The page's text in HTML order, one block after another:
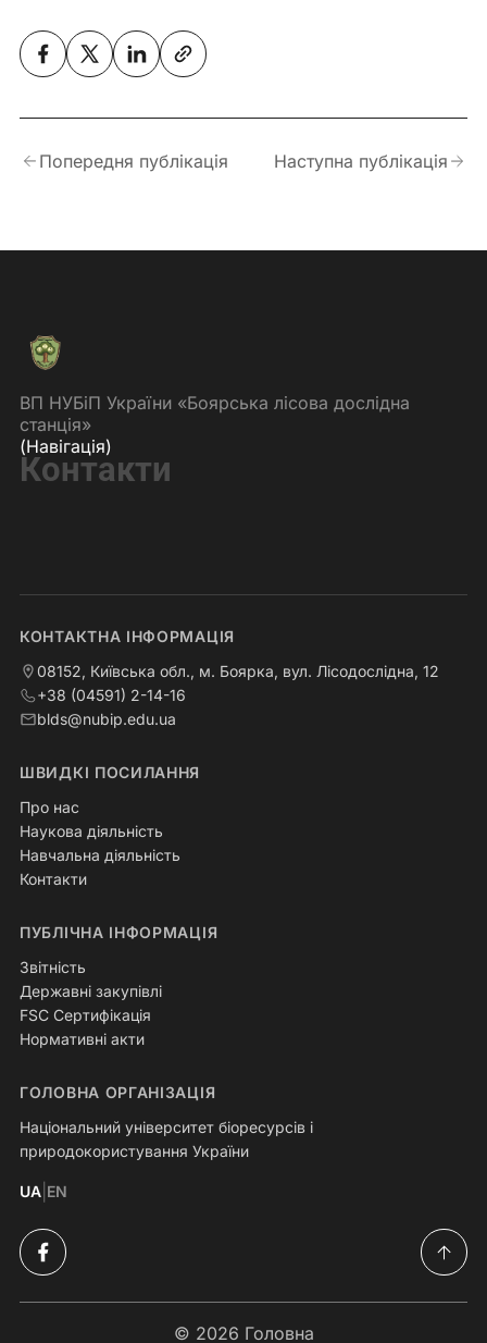
Попередня публікація Наступна публікація
ВП НУБіП України «Боярська лісова дослідна
станція»
(Навігація)
Контакти
КОНТАКТНА ІНФОРМАЦІЯ
08152, Київська обл., м. Боярка, вул. Лісодослідна, 12
+38 (04591) 2-14-16
blds@nubip.edu.ua
ШВИДКІ ПОСИЛАННЯ
Про нас
Наукова діяльність
Навчальна діяльність
Контакти
ПУБЛІЧНА ІНФОРМАЦІЯ
Звітність
Державні закупівлі
FSC Сертифікація
Нормативні акти
ГОЛОВНА ОРГАНІЗАЦІЯ
Національний університет біоресурсів і
природокористування України
UA EN
© 2026 Головна